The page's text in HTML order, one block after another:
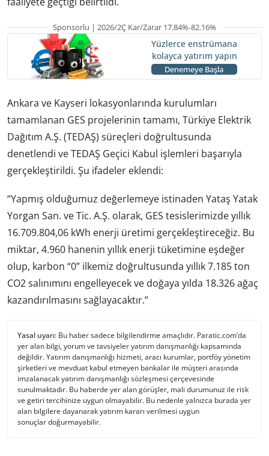
Sponsorlu | 2026/2Ç Kar/Zarar 17.84%-82.16%
Yüzlerce enstrümana
kolayca yatırım yapın
Denemeye Başla
Ankara ve Kayseri lokasyonlarında kurulumları
tamamlanan GES projelerinin tamamı, Türkiye Elektrik
Dağıtım A.Ş. (TEDAŞ) süreçleri doğrultusunda
denetlendi ve TEDAŞ Geçici Kabul işlemleri başarıyla
gerçekleştirildi. Şu ifadeler eklendi:
“Yapmış olduğumuz değerlemeye istinaden Yataş Yatak
Yorgan San. ve Tic. A.Ş. olarak, GES tesislerimizde yıllık
16.709.804,06 kWh enerji üretimi gerçekleştireceğiz. Bu
miktar, 4.960 hanenin yıllık enerji tüketimine eşdeğer
olup, karbon “0” ilkemiz doğrultusunda yıllık 7.185 ton
CO2 salınımını engelleyecek ve doğaya yılda 18.326 ağaç
kazandırılmasını sağlayacaktır.”
Yasal uyarı: Bu haber sadece bilgilendirme amaçlıdır. Paratic.com’da
yer alan bilgi, yorum ve tavsiyeler yatırım danışmanlığı kapsamında
değildir. Yatırım danışmanlığı hizmeti, aracı kurumlar, portföy yönetim
şirketleri ve mevduat kabul etmeyen bankalar ile müşteri arasında
imzalanacak yatırım danışmanlığı sözleşmesi çerçevesinde
sunulmaktadır. Bu haberde yer alan görüşler, mali durumunuz ile risk
ve getiri tercihinize uygun olmayabilir. Bu nedenle yalnızca burada yer
alan bilgilere dayanarak yatırım kararı verilmesi uygun
sonuçlar doğurmayabilir.